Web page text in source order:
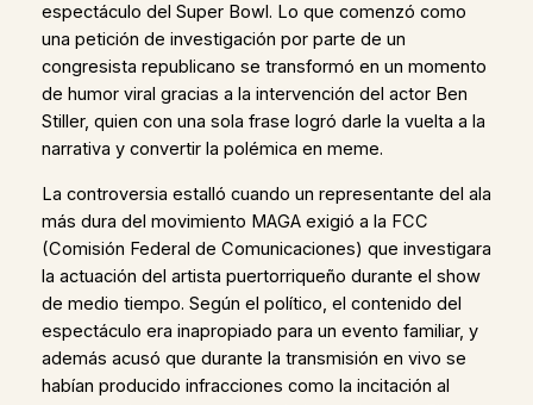
espectáculo del Super Bowl. Lo que comenzó como
una petición de investigación por parte de un
congresista republicano se transformó en un momento
de humor viral gracias a la intervención del actor Ben
Stiller, quien con una sola frase logró darle la vuelta a la
narrativa y convertir la polémica en meme.
La controversia estalló cuando un representante del ala
más dura del movimiento MAGA exigió a la FCC
(Comisión Federal de Comunicaciones) que investigara
la actuación del artista puertorriqueño durante el show
de medio tiempo. Según el político, el contenido del
espectáculo era inapropiado para un evento familiar, y
además acusó que durante la transmisión en vivo se
habían producido infracciones como la incitación al